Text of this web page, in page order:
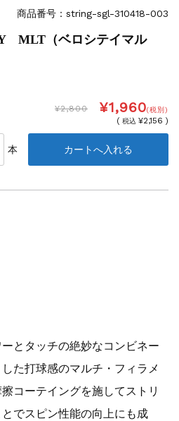
商品番号：string-sgl-310418-003
（ベロシテイマル
¥2,800 ¥1,960(税別)
(税込 ¥2,156 )
本
とタッチの絶妙なコンビネー
た打球感のマルチ・フィラメ
コーテイングを施してストリ
でスピン性能の向上にも成